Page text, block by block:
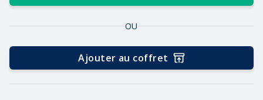
OU
Ajouter au coffret